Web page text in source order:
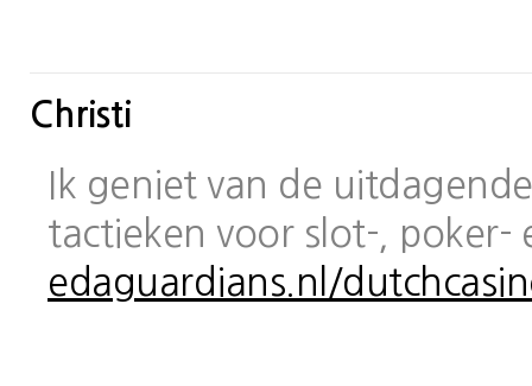
Christi
Ik geniet van de
tactieken voor slot-,
edaguardians.nl/